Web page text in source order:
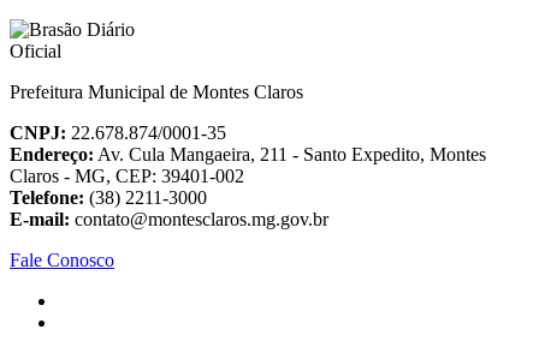
Prefeitura Municipal de Montes Claros
CNPJ: 22.678.874/0001-35
Endereço: Av. Cula Mangaeira, 211 - Santo Expedito, Montes
Claros - MG, CEP: 39401-002
Telefone: (38) 2211-3000
E-mail: contato@montesclaros.mg.gov.br
Fale Conosco